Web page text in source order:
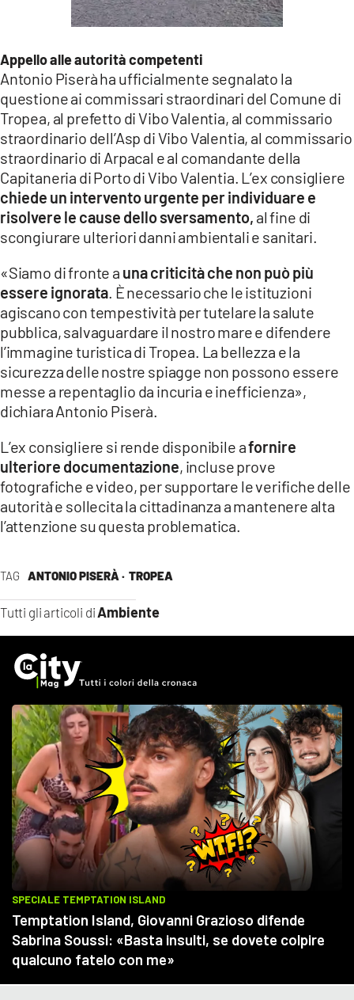
TAG ANTONIO PISERÀ · TROPEA
Tutti gli articoli diAmbiente
Appello alle autorità competenti
Antonio Piserà ha ufficialmente segnalato la
questione ai commissari straordinari del Comune di
Tropea, al prefetto di Vibo Valentia, al commissario
straordinario dell’Asp di Vibo Valentia, al commissario
straordinario di Arpacal e al comandante della
Capitaneria di Porto di Vibo Valentia. L’ex consigliere
chiede un intervento urgente per individuare e
risolvere le cause dello sversamento, al fine di
scongiurare ulteriori danni ambientali e sanitari.
«Siamo di fronte a una criticità che non può più
essere ignorata. È necessario che le istituzioni
agiscano con tempestività per tutelare la salute
pubblica, salvaguardare il nostro mare e difendere
l’immagine turistica di Tropea. La bellezza e la
sicurezza delle nostre spiagge non possono essere
messe a repentaglio da incuria e inefficienza»,
dichiara Antonio Piserà.
L’ex consigliere si rende disponibile afornire
ulteriore documentazione, incluse prove
fotografiche e video, per supportare le verifiche delle
autorità e sollecita la cittadinanza a mantenere alta
l’attenzione su questa problematica.